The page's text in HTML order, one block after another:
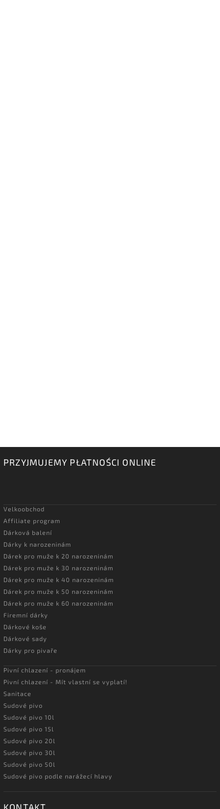
PRZYJMUJEMY PŁATNOŚCI ONLINE
Velkoobchod
Affiliate program
Dárková balení
Dárky k narozeninám
Dárek pro muže k 20 narozeninám
Dárek pro muže k 30 narozeninám
Dárek pro muže k 40 narozeninám
Dárek pro muže k 50 narozeninám
Dárek pro muže k 60 narozeninám
Firemní dárky
Dárkové koše
Dárkové sady
Dárky pro pivaře
Pivní chlazení - pronájem
Pivní chlazení - Mít vlastní se vyplatí!
Sanitace
Sudové pivo
Sudové pivo 10l
Sudové pivo 15l
Sudové pivo 20l
Sudové pivo 30l
Sudové pivo 50l
Sudové pivo podle narážecí hlavy